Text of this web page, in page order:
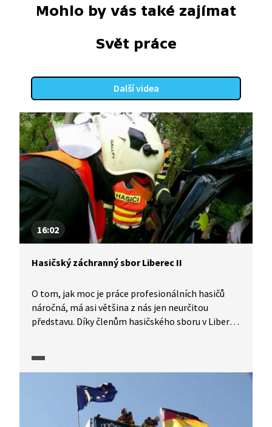
Mohlo by vás také zajímat
Svět práce
Další videa
16:02
Hasičský záchranný sbor Liberec II
O tom, jak moc je práce profesionálních hasičů
náročná, má asi většina z nás jen neurčitou
představu. Díky členům hasičského sboru v Liberci
nám umožní zhlédnout i konkrétní zásahy. Jan
povolání, nováčci ve sboru složí slavnostní slib
a tisková mluvčí přiblíží, že ani její pracovní pozice
není jednoduchá. S kamerou se podíváme, jak